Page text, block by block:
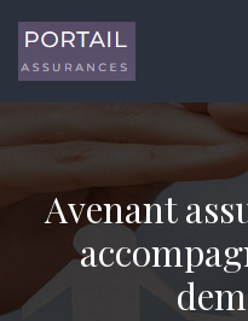
Avenant